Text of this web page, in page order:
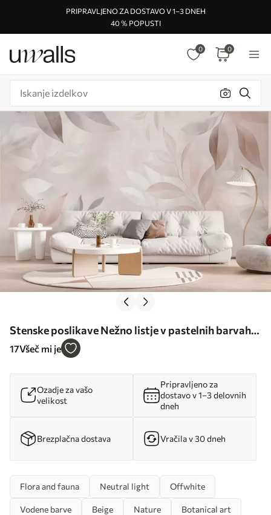
PRIPRAVLJENO ZA DOSTAVO V 1–3 DNEH
40 % POPUSTI
0 0
Stenske poslikave Nežno listje v pastelnih barvah
Št. w02770
17Všeč mi je
Ozadje za vašo
velikost
Pripravljeno za
dostavo v 1–3 delovnih
dneh
Brezplačna dostava Vračila v 30 dneh
Flora and fauna Neutral light Offwhite
Vodene barve Beige Nature Botanical art